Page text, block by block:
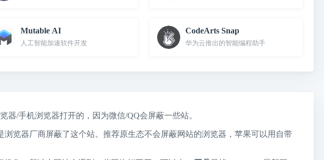
Mutable AI
人工智能加速软件开发
CodeArts Snap
华为云推出的智能编程助手
器/手机浏览器打开的，因为微信/QQ会屏蔽一些站。
浏览器厂商屏蔽了这个站。推荐原生态不会屏蔽网站的浏览器，苹果可以用自带